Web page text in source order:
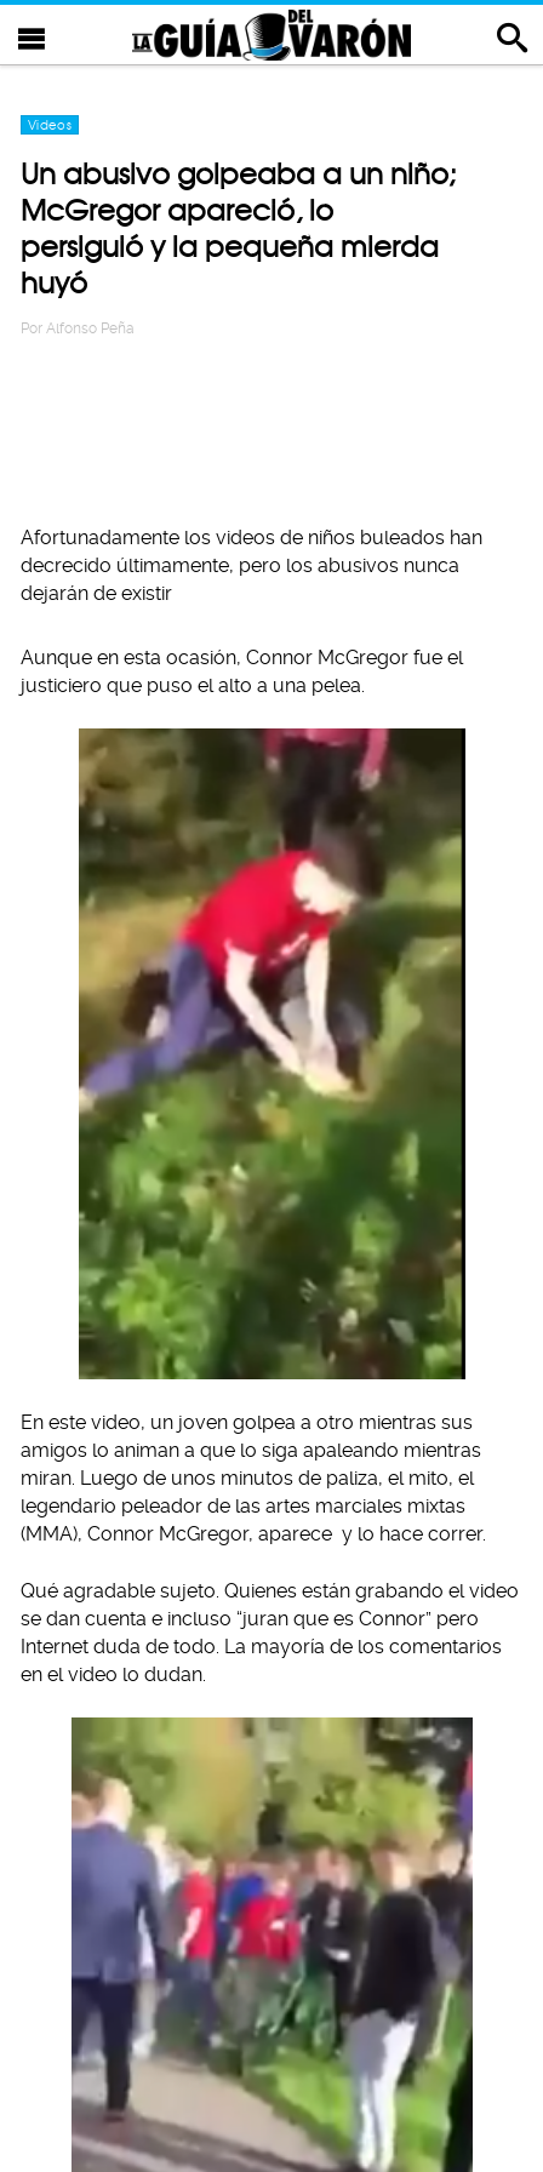
Videos
Un abusivo golpeaba a un niño;
McGregor apareció, lo
persiguió y la pequeña mierda
huyó
Por Alfonso Peña
Afortunadamente los videos de niños buleados han
decrecido últimamente, pero los abusivos nunca
dejarán de existir
Aunque en esta ocasión, Connor McGregor fue el
justiciero que puso el alto a una pelea.
En este video, un joven golpea a otro mientras sus
amigos lo animan a que lo siga apaleando mientras
miran. Luego de unos minutos de paliza, el mito, el
legendario peleador de las artes marciales mixtas
(MMA), Connor McGregor, aparece y lo hace correr.
Qué agradable sujeto. Quienes están grabando el video
se dan cuenta e incluso “juran que es Connor” pero
Internet duda de todo. La mayoría de los comentarios
en el video lo dudan.